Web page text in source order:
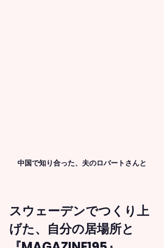
中国で知り合った、夫のロバートさんと
スウェーデンでつくり上
げた、自分の居場所と